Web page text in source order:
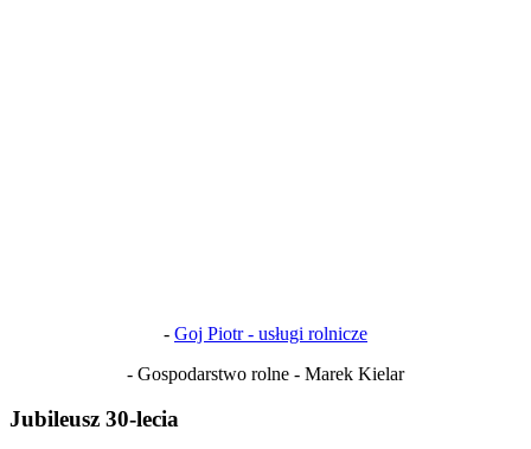
- Goj Piotr - usługi rolnicze
- Gospodarstwo rolne - Marek Kielar
Jubileusz 30-lecia